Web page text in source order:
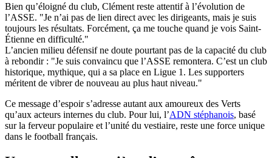
Bien qu’éloigné du club, Clément reste attentif à l’évolution de
l’ASSE. "Je n’ai pas de lien direct avec les dirigeants, mais je suis
toujours les résultats. Forcément, ça me touche quand je vois Saint-
Étienne en difficulté."
L’ancien milieu défensif ne doute pourtant pas de la capacité du club
à rebondir : "Je suis convaincu que l’ASSE remontera. C’est un club
historique, mythique, qui a sa place en Ligue 1. Les supporters
méritent de vibrer de nouveau au plus haut niveau."
Ce message d’espoir s’adresse autant aux amoureux des Verts
qu’aux acteurs internes du club. Pour lui, l’ADN stéphanois, basé
sur la ferveur populaire et l’unité du vestiaire, reste une force unique
dans le football français.